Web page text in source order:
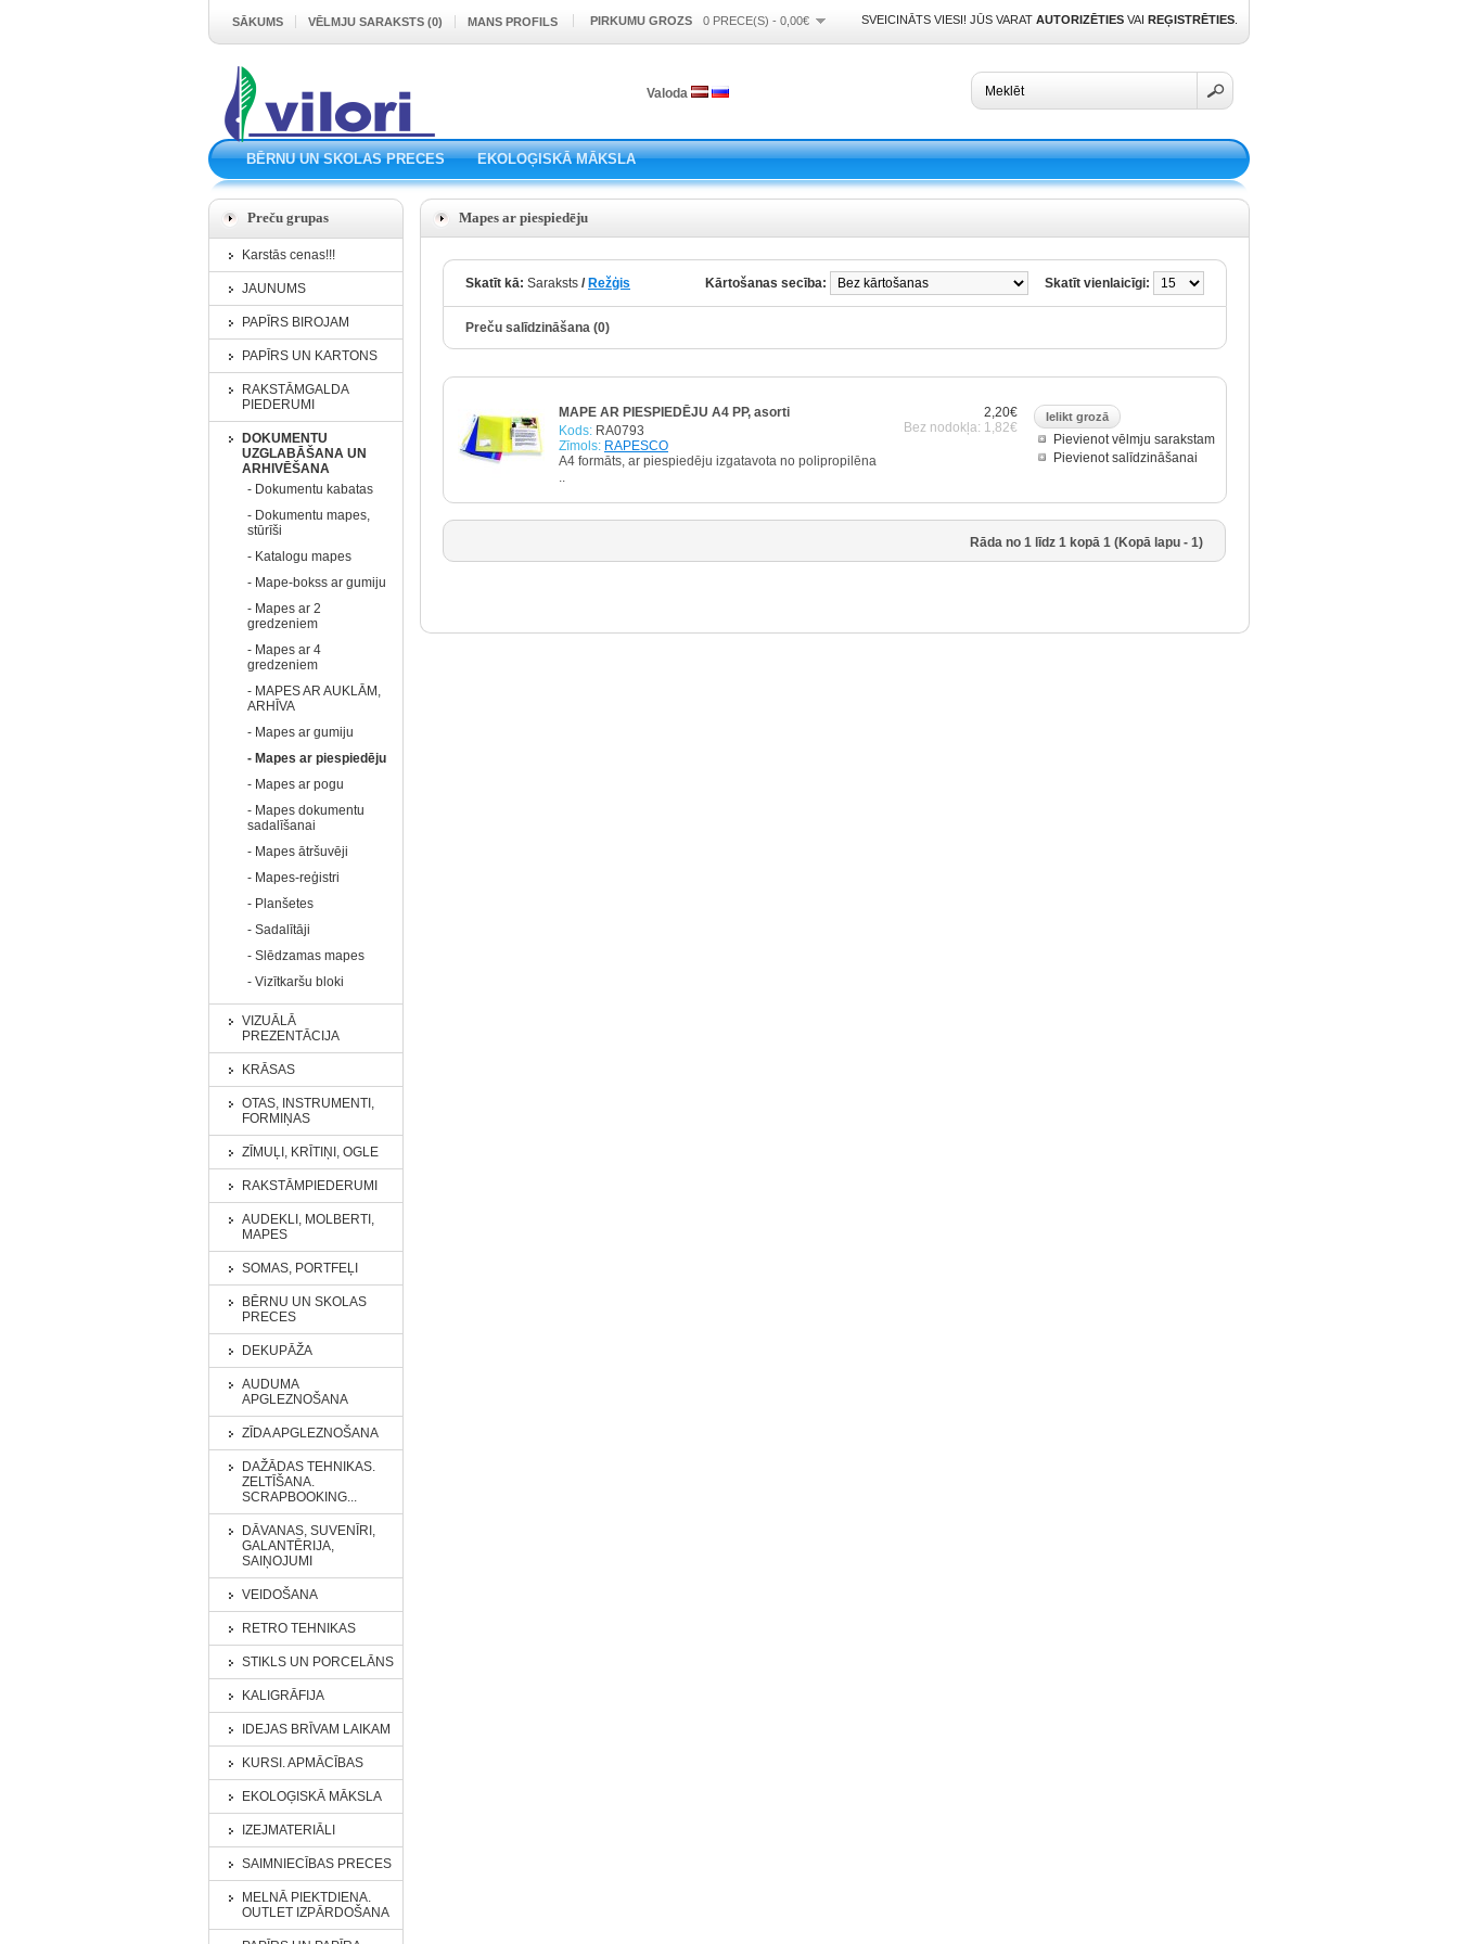
SĀKUMS VĒLMJU SARAKSTS (0) MANS PROFILS PIRKUMU GROZS 0 PRECE(S) - 0,00€ SVEICINĀTS VIESI! JŪS VARAT AUTORIZĒTIES VAI REĢISTRĒTIES
Valoda
BĒRNU UN SKOLAS PRECES EKOLOĢISKĀ MĀKSLA
Preču grupas
Karstās cenas!!!
JAUNUMS
PAPĪRS BIROJAM
PAPĪRS UN KARTONS
RAKSTĀMGALDA
PIEDERUMI
DOKUMENTU
UZGLABĀŠANA UN
ARHIVĒŠANA
- Dokumentu kabatas
- Dokumentu mapes,
stūrīši
- Katalogu mapes
- Mape-bokss ar gumiju
- Mapes ar 2
gredzeniem
- Mapes ar 4
gredzeniem
- MAPES AR AUKLĀM,
ARHĪVA
- Mapes ar gumiju
- Mapes ar piespiedēju
- Mapes ar pogu
- Mapes dokumentu
sadalīšanai
- Mapes ātršuvēji
- Mapes-reģistri
- Planšetes
- Sadalītāji
- Slēdzamas mapes
- Vizītkaršu bloki
VIZUĀLĀ
PREZENTĀCIJA
KRĀSAS
OTAS, INSTRUMENTI,
FORMIŅAS
ZĪMUĻI, KRĪTIŅI, OGLE
RAKSTĀMPIEDERUMI
AUDEKLI, MOLBERTI,
MAPES
SOMAS, PORTFEĻI
BĒRNU UN SKOLAS
PRECES
DEKUPĀŽA
AUDUMA
APGLEZNOŠANA
ZĪDA APGLEZNOŠANA
DAŽĀDAS TEHNIKAS.
ZELTĪŠANA.
SCRAPBOOKING...
DĀVANAS, SUVENĪRI,
GALANTĒRIJA,
SAIŅOJUMI
VEIDOŠANA
RETRO TEHNIKAS
STIKLS UN PORCELĀNS
KALIGRĀFIJA
IDEJAS BRĪVAM LAIKAM
KURSI. APMĀCĪBAS
EKOLOĢISKĀ MĀKSLA
IZEJMATERIĀLI
SAIMNIECĪBAS PRECES
MELNĀ PIEKTDIENA.
OUTLET IZPĀRDOŠANA
Mapes ar piespiedēju
Skatīt kā: Saraksts / Režģis Skatīt vienlaicīgi:
Kārtošanas secība:
Preču salīdzināšana (0)
Pievienot vēlmju sarakstam
Pievienot salīdzināšanai
2,20€
Bez nodokļa: 1,82€
MAPE AR PIESPIEDĒJU A4 PP, asorti
Kods: RA0793
Zīmols: RAPESCO
A4 formāts, ar piespiedēju izgatavota no polipropilēna
..
Rāda no 1 līdz 1 kopā 1 (Kopā lapu - 1)